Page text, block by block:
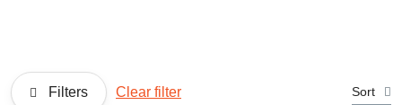
Filters Clear filter Sort